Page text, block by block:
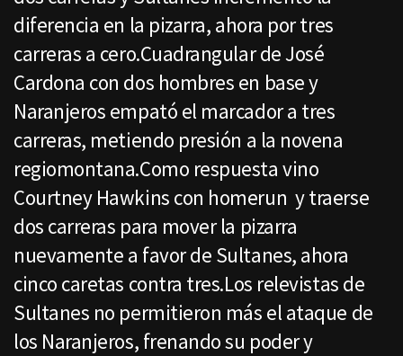
diferencia en la pizarra, ahora por tres
carreras a cero.Cuadrangular de José
Cardona con dos hombres en base y
Naranjeros empató el marcador a tres
carreras, metiendo presión a la novena
regiomontana.Como respuesta vino
Courtney Hawkins con homerun y traerse
dos carreras para mover la pizarra
nuevamente a favor de Sultanes, ahora
cinco caretas contra tres.Los relevistas de
Sultanes no permitieron más el ataque de
los Naranjeros, frenando su poder y